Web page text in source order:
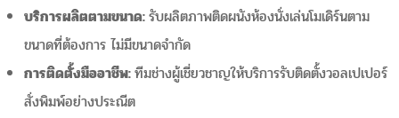
บริการผลิตตามขนาด:รับผลิตภาพติดผนังห้องนั่งเล่นโมเดิร์นตาม
ขนาดที่ต้องการ ไม่มีขนาดจำกัด
การติดตั้งมืออาชีพ:ทีมช่างผู้เชี่ยวชาญให้บริการรับติดตั้งวอลเปเปอร์
สั่งพิมพ์อย่างประณีต